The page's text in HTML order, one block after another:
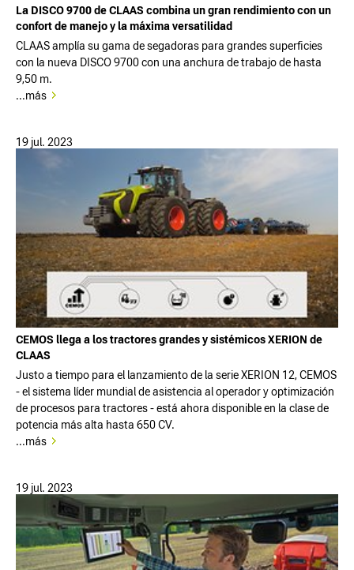
La DISCO 9700 de CLAAS combina un gran rendimiento con un
confort de manejo y la máxima versatilidad
CLAAS amplía su gama de segadoras para grandes superficies
con la nueva DISCO 9700 con una anchura de trabajo de hasta
9,50 m.
...más
19 jul. 2023
CEMOS llega a los tractores grandes y sistémicos XERION de
CLAAS
Justo a tiempo para el lanzamiento de la serie XERION 12, CEMOS
- el sistema líder mundial de asistencia al operador y optimización
de procesos para tractores - está ahora disponible en la clase de
potencia más alta hasta 650 CV.
...más
19 jul. 2023